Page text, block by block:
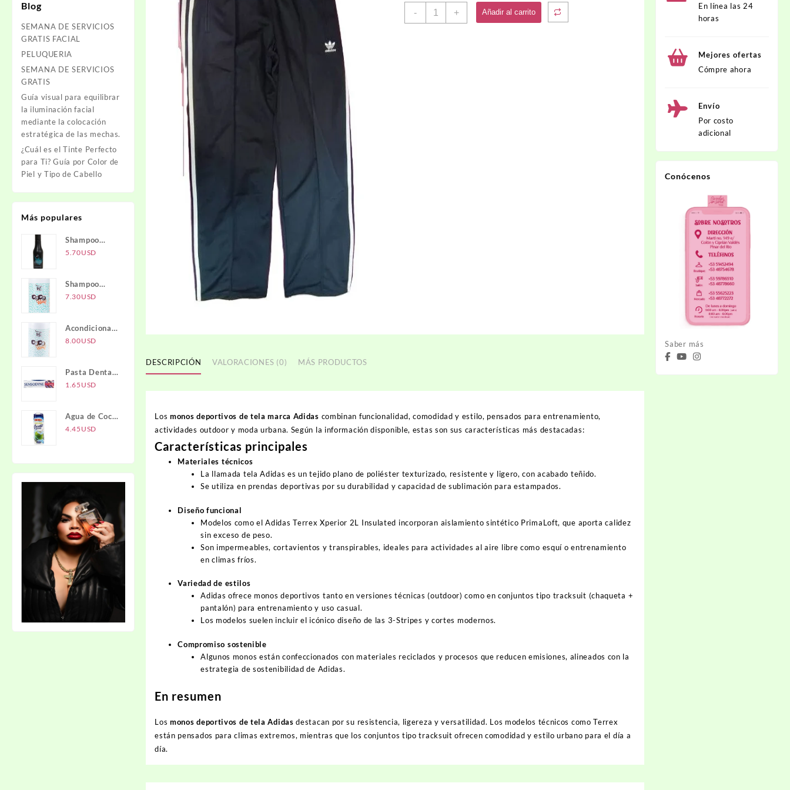
Blog
SEMANA DE SERVICIOS
GRATIS FACIAL
PELUQUERIA
SEMANA DE SERVICIOS
GRATIS
Guía visual para equilibrar
la iluminación facial
mediante la colocación
estratégica de las mechas.
¿Cuál es el Tinte Perfecto
para Ti? Guía por Color de
Piel y Tipo de Cabello
Más populares
Shampoo
Carbón
5.70USD
Shampoo
COCO WOW
7.30USD
Acondicionador
COCO WOW
8.00USD
Pasta Dental
Full
1.65 USD
Agua de Coco
IBERIA
4.45 USD
-
Mono
+ Añadir al carrito
DESCRIPCIÓN VALORACIONES (0) MÁS PRODUCTOS
Los monos deportivos de tela marca Adidas combinan funcionalidad, comodidad y estilo, pensados para entrenamiento,
actividades outdoor y moda urbana. Según la información disponible, estas son sus características más destacadas:
Características principales
Materiales técnicos
La llamada tela Adidas es un tejido plano de poliéster texturizado, resistente y ligero, con acabado teñido.
Se utiliza en prendas deportivas por su durabilidad y capacidad de sublimación para estampados.
Diseño funcional
Modelos como elAdidas Terrex Xperior 2L Insulated incorporan aislamiento sintético PrimaLoft, que aporta calidez
sin exceso de peso.
Son impermeables, cortavientos y transpirables, ideales para actividades al aire libre como esquí o entrenamiento
en climas fríos.
Variedad de estilos
Adidas ofrece monos deportivos tanto en versiones técnicas (outdoor) como en conjuntos tipo tracksuit (chaqueta +
pantalón) para entrenamiento y uso casual.
Los modelos suelen incluir el icónico diseño de las 3-Stripes y cortes modernos.
Compromiso sostenible
Algunos monos están confeccionados con materiales reciclados y procesos que reducen emisiones, alineados con la
estrategia de sostenibilidad de Adidas.
En resumen
Los monos deportivos de tela Adidas destacan por su resistencia, ligereza y versatilidad. Los modelos técnicos comoTerrex
están pensados para climas extremos, mientras que los conjuntos tipotracksuit ofrecen comodidad y estilo urbano para el día a
día.
En línea las 24
horas
Mejores ofertas
Cómpre ahora
Envío
Por costo
adicional
Conócenos
Saber más